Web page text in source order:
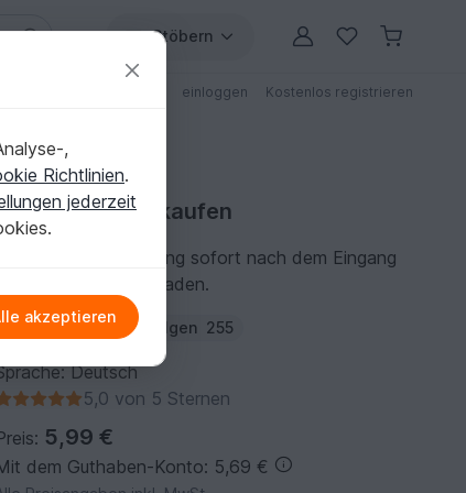
Stöbern
einloggen Kostenlos registrieren
kaufen
Du kannst die Anleitung sofort nach dem Eingang
der Zahlung herunterladen.
kandjdolls Folgen 255
Deutsch
5,0 von 5 Sternen
5,99 €
dem Guthaben-Konto: 5,69 €
,
Richtlinien.
jederzeit
akzeptieren